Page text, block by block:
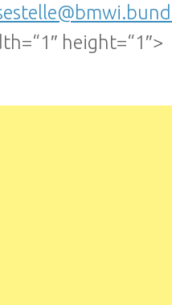
height=“1″>